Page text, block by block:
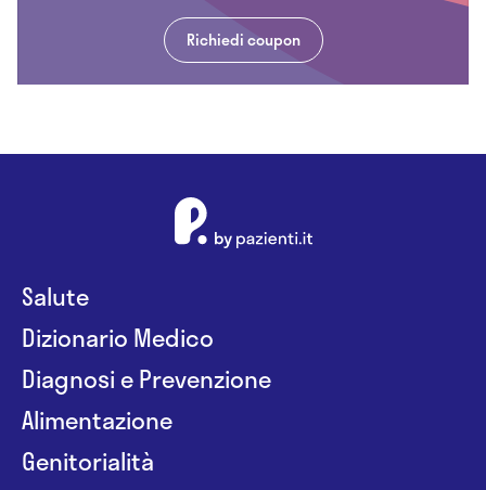
Richiedi coupon
Salute
Dizionario Medico
Diagnosi e Prevenzione
Alimentazione
Genitorialità